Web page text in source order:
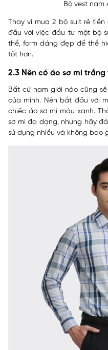
Bộ vest nam
Thay vì mua 2 bộ suit rẻ
đầu với việc đầu tư một bộ
thể, form dáng đẹp để thể
tốt hơn.
2.3 Nên có áo sơ mi
Bất cứ nam giới nào cũng
của mình. Nên bắt đầu với
chiếc áo sơ mi màu xanh.
sơ mi đa dạng, nhưng hãy
sử dụng nhiều và không bao